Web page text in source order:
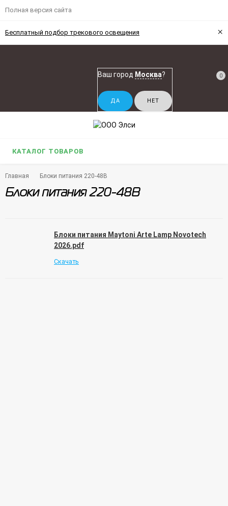
Полная версия сайта
Бесплатный подбор трекового освещения ×
Ваш город Москва? 0
КАТАЛОГ ТОВАРОВ
Главная Блоки питания 220-48В
Блоки питания 220-48В
Блоки питания Maytoni Arte Lamp Novotech
2026.pdf
Скачать